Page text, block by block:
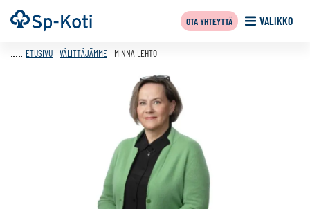
Siirry
sisältöön
Etusivu VALIKKO
OTA YHTEYTTÄ
ETUSIVU VÄLITTÄJÄMME MINNA LEHTO